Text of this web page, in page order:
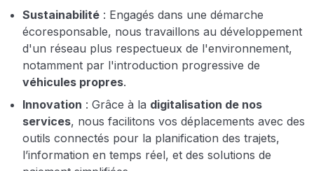
Sustainabilité : Engagés dans une démarche
écoresponsable, nous travaillons au développement
d'un réseau plus respectueux de l'environnement,
notamment par l'introduction progressive de
véhicules propres.
Innovation : Grâce à la digitalisation de nos
services, nous facilitons vos déplacements avec des
outils connectés pour la planification des trajets,
l’information en temps réel, et des solutions de